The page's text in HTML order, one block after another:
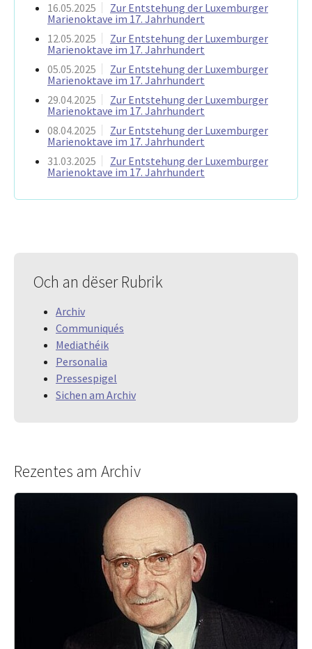
16.05.2025
Zur Entstehung der Luxemburger
Marienoktave im 17. Jahrhundert
12.05.2025
Zur Entstehung der Luxemburger
Marienoktave im 17. Jahrhundert
05.05.2025
Zur Entstehung der Luxemburger
Marienoktave im 17. Jahrhundert
29.04.2025
Zur Entstehung der Luxemburger
Marienoktave im 17. Jahrhundert
08.04.2025
Zur Entstehung der Luxemburger
Marienoktave im 17. Jahrhundert
31.03.2025
Zur Entstehung der Luxemburger
Marienoktave im 17. Jahrhundert
Och an dëser Rubrik
Archiv
Communiqués
Mediathéik
Personalia
Pressespigel
Sichen am Archiv
Rezentes am Archiv